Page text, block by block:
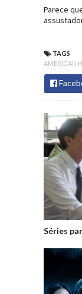
Parece
TAGS
AMERICAN
Séries